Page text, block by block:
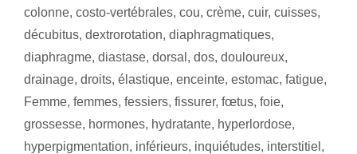
colonne, costo-vertébrales, cou, crème, cuir, cuisses,
décubitus, dextrorotation, diaphragmatiques,
diaphragme, diastase, dorsal , dos, douloureux,
drainage, droits, élastique, enceinte, estomac, fatigue,
Femme, femmes, fessiers, fissurer, fœtus, foie,
grossesse, hormones, hydratante, hyperlordose,
hyperpigmentation, inférieurs, inquiétudes, interstitiel ,